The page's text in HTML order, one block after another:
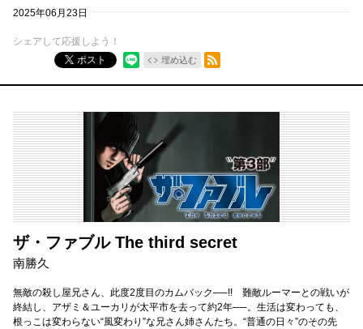
2025年06月23日
シェアして応援しよう！
ポスト
埋め込む
RSSフィード
ザ・ファブル The third secret
南勝久
無敵の殺し屋兄さん、此度2度目のカムバック──!! 難敵ルーマーとの戦いが
終結し、アザミ＆ユーカリが太平市を去って約2年──。生活は変わっても、
根っこは変わらない“風変わり”な兄さん姉さんたち。“普通の日々”のその先